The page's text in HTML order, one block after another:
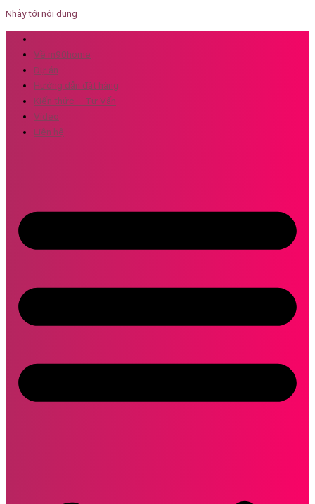
Nhảy tới nội dung
Về m90home
Dự án
Hướng dẫn đặt hàng
Kiến thức – Tư Vấn
Video
Liên hệ